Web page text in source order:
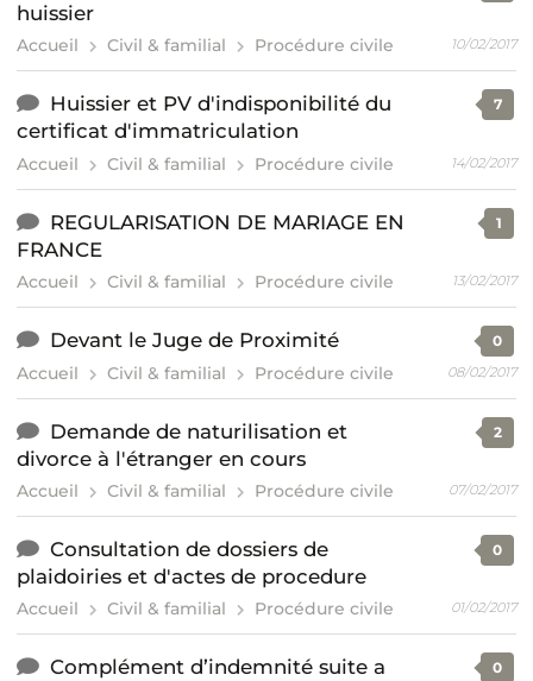
huissier
Accueil Civil & familial Procédure civile 10/02/2017
Huissier et PV d'indisponibilité du
certificat d'immatriculation
Accueil Civil & familial Procédure civile
7
14/02/2017
REGULARISATION DE MARIAGE EN
FRANCE
Accueil Civil & familial Procédure civile
1
13/02/2017
Devant le Juge de Proximité
Accueil Civil & familial Procédure civile
0
08/02/2017
Demande de naturilisation et
divorce à l'étranger en cours
Accueil Civil & familial Procédure civile
2
07/02/2017
Consultation de dossiers de
plaidoiries et d'actes de procedure
Accueil Civil & familial Procédure civile
0
01/02/2017
Complément d’indemnité suite a
0